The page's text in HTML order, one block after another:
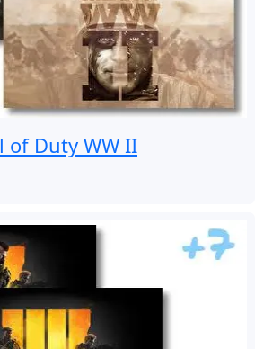
of Duty WW II